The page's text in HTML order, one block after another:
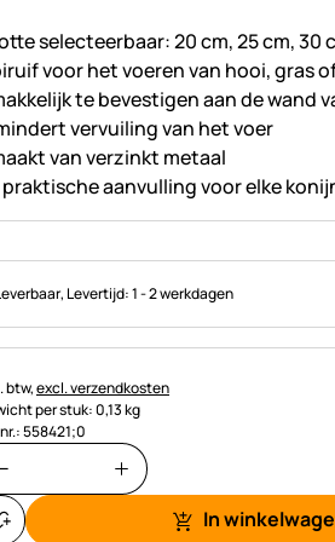
selecteerbaar: 20 cm, 25 cm, 30
voor het voeren van hooi, gras
te bevestigen aan de wand
vervuiling van het voer
van verzinkt metaal
praktische aanvulling voor elke
, Levertijd:1 - 2 werkdagen
btw,excl. verzendkosten
per stuk: 0,13 kg
558421;0
In